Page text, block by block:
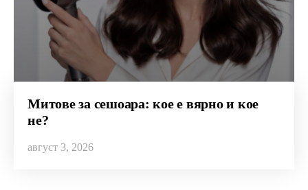
Митове за сешоара: кое е вярно и кое
не?
август 3, 2026